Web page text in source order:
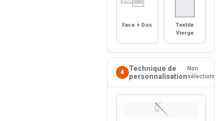
Face + Dos
Textile
Vierge
4
Technique de
personnalisation
Non
sélectionné
🪡